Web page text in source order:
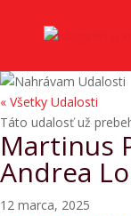
« Všetky Udalosti
Táto udalosť už
Martinus
Andrea
12 marca, 2025